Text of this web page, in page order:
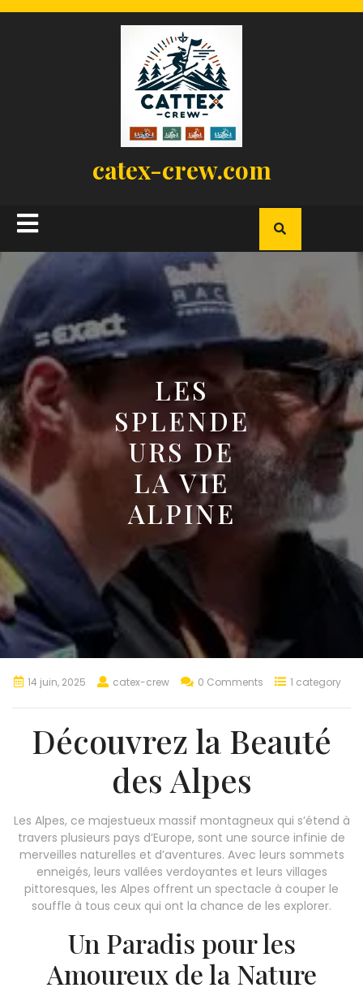
catex-crew.com
Open
Button
LES
SPLENDE
URS DE
LA VIE
ALPINE
14 juin, 2025 catex-crew 0 Comments 1 category
Découvrez la Beauté
des Alpes
Les Alpes, ce majestueux massif montagneux qui s’étend à
travers plusieurs pays d’Europe, sont une source infinie de
merveilles naturelles et d’aventures. Avec leurs sommets
enneigés, leurs vallées verdoyantes et leurs villages
pittoresques, les Alpes offrent un spectacle à couper le
souffle à tous ceux qui ont la chance de les explorer.
Un Paradis pour les
Amoureux de la Nature